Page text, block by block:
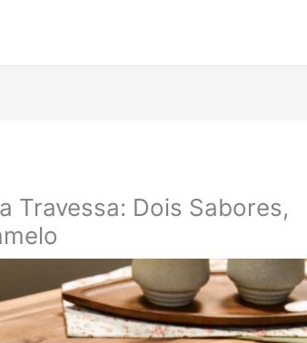
Travessa: Dois Sabores,